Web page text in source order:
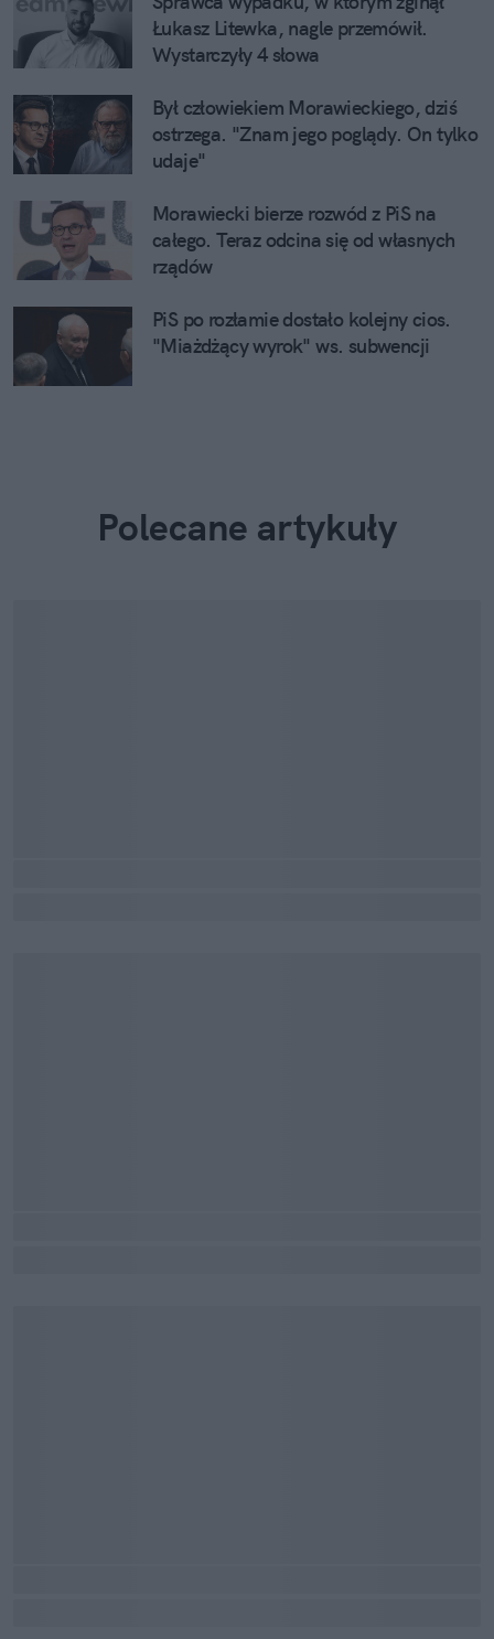
Łukasz Litewka, nagle przemówił.
Wystarczyły 4 słowa
Był człowiekiem Morawieckiego, dziś
ostrzega. "Znam jego poglądy. On tylko
udaje"
Morawiecki bierze rozwód z PiS na
całego. Teraz odcina się od własnych
rządów
PiS po rozłamie dostało kolejny cios.
"Miażdżący wyrok" ws. subwencji
Polecane artykuły